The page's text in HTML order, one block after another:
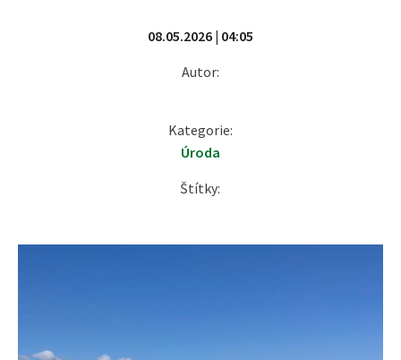
08.05.2026 | 04:05
Autor:
Kategorie:
Úroda
Štítky: